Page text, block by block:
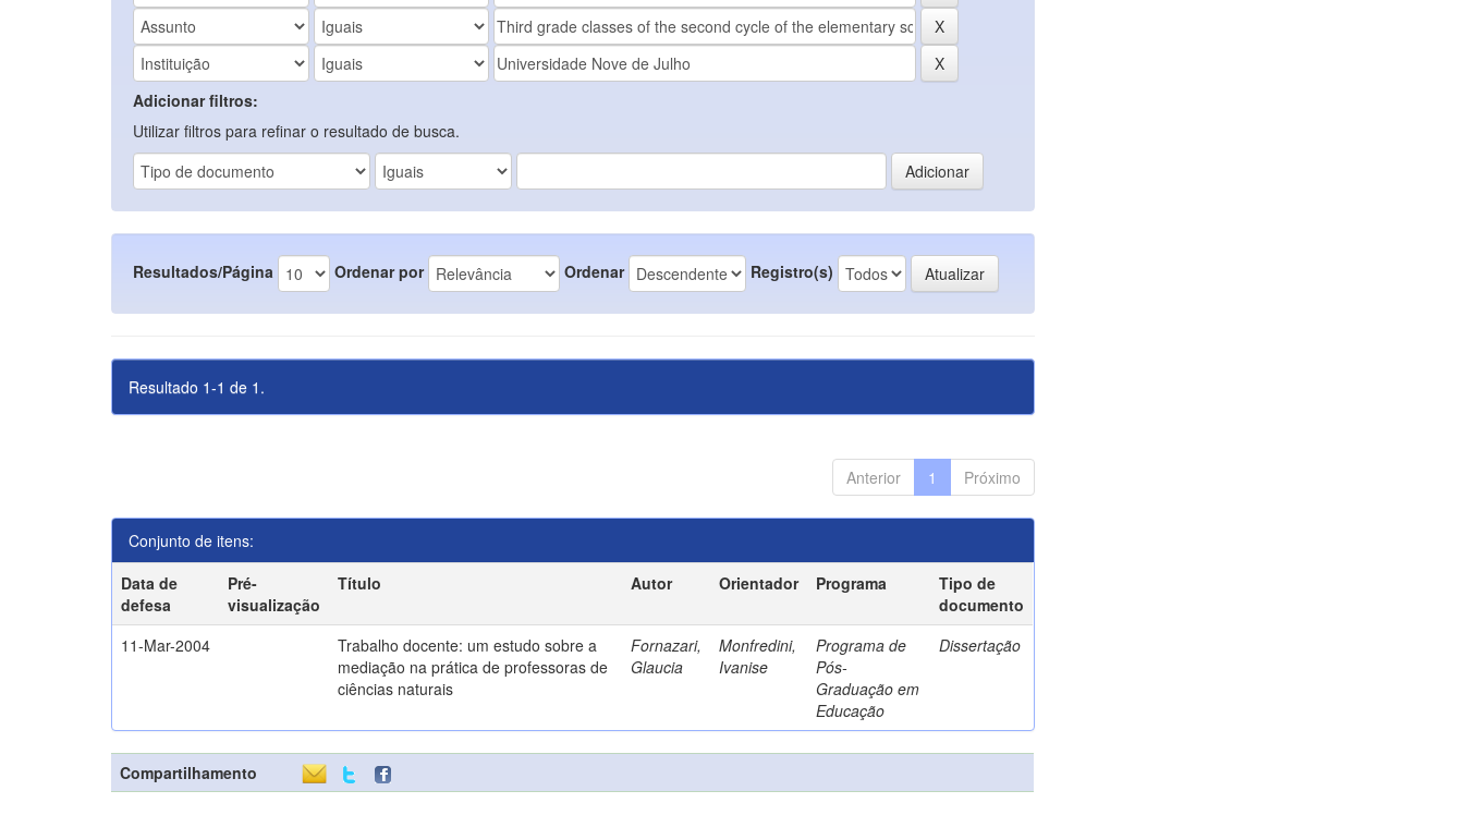
Adicionar filtros:
Utilizar filtros para refinar o resultado de busca.
Resultados/Página Ordenar por Ordenar Registro(s)
Resultado 1-1 de 1.
Anterior 1 Próximo
Conjunto de itens:
Data de
defesa
Pré-
visualização
Título Autor Orientador Programa
Tipo de
documento
11-Mar-2004
Trabalho docente: um estudo sobre a
mediação na prática de professoras de
ciências naturais
Fornazari,
Glaucia
Monfredini,
Ivanise
Programa de
Pós-
Graduação em
Educação
Dissertação
Compartilhamento